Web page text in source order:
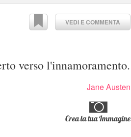
VEDI E COMMENTA
verso l'innamoramento.
Jane Austen
Crea la tua Immagine